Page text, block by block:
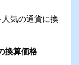
の通貨に換
換算価格